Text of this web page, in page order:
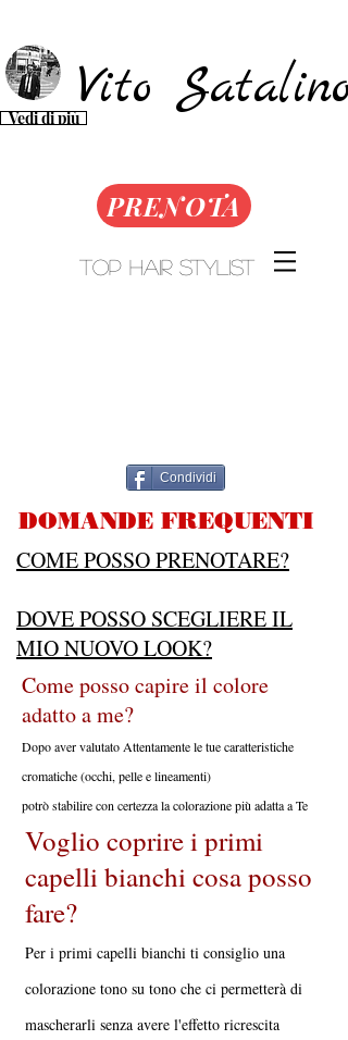
Vito Satalino​​​
Vedi di più
PRENOTA
Top Hair Stylist
Condividi
DOMANDE FREQUENTI
COME POSSO PRENOTARE?
DOVE POSSO SCEGLIERE IL
MIO NUOVO LOOK?
Come posso capire il colore
adatto a me?
Dopo aver valutato Attentamente le tue caratteristiche
cromatiche (occhi, pelle e lineamenti)
potrò stabilire con certezza la colorazione più adatta a Te
Voglio coprire i primi
capelli bianchi cosa posso
fare?
Per i primi capelli bianchi ti consiglio una
colorazione tono su tono che ci permetterà di
mascherarli senza avere l'effetto ricrescita